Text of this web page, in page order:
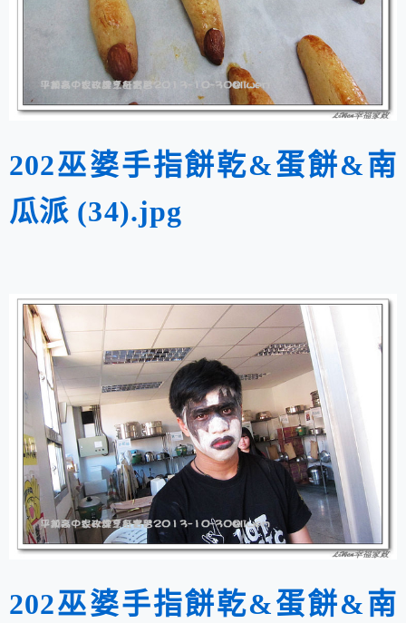
202巫婆手指餅乾&蛋餅&南
瓜派 (34).jpg
202巫婆手指餅乾&蛋餅&南